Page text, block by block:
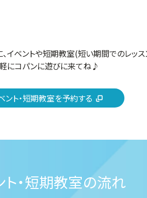
イベントや短期教室(短い期間でのレッス
にコパンに遊びに来てね♪
ント・短期教室を予約する
ト・短期教室の流れ